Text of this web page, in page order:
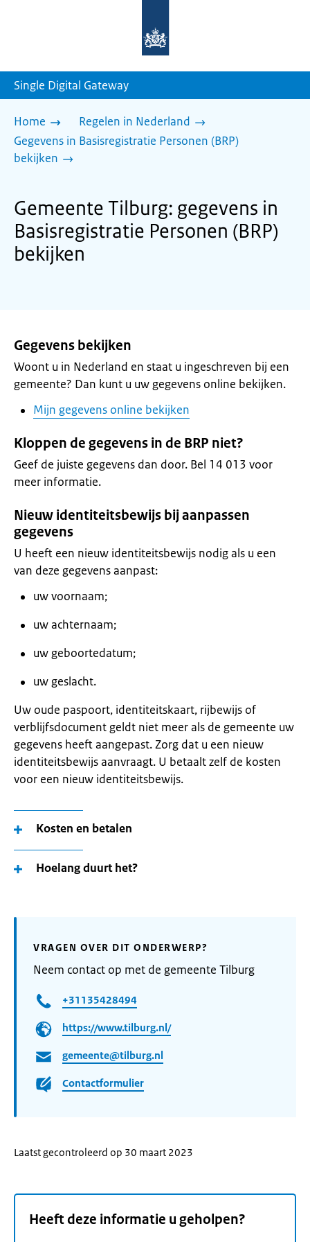
homepage
Single Digital Gateway
Home
Regelen in Nederland
Gegevens in Basisregistratie Personen (BRP)
bekijken
Gemeente Tilburg: gegevens in
Basisregistratie Personen (BRP)
bekijken
Gegevens bekijken
Woont u in Nederland en staat u ingeschreven bij een
gemeente? Dan kunt u uw gegevens online bekijken.
Mijn gegevens online bekijken
Kloppen de gegevens in de BRP niet?
Geef de juiste gegevens dan door. Bel 14 013 voor
meer informatie.
Nieuw identiteitsbewijs bij aanpassen
gegevens
U heeft een nieuw identiteitsbewijs nodig als u een
van deze gegevens aanpast:
uw voornaam;
uw achternaam;
uw geboortedatum;
uw geslacht.
Uw oude paspoort, identiteitskaart, rijbewijs of
verblijfsdocument geldt niet meer als de gemeente uw
gegevens heeft aangepast. Zorg dat u een nieuw
identiteitsbewijs aanvraagt. U betaalt zelf de kosten
voor een nieuw identiteitsbewijs.
Kosten en betalen
Hoelang duurt het?
VRAGEN OVER DIT ONDERWERP?
Neem contact op met de gemeente Tilburg
+31135428494
https://www.tilburg.nl/
gemeente@tilburg.nl
Contactformulier
Laatst gecontroleerd op 30 maart 2023
Heeft deze informatie u geholpen?